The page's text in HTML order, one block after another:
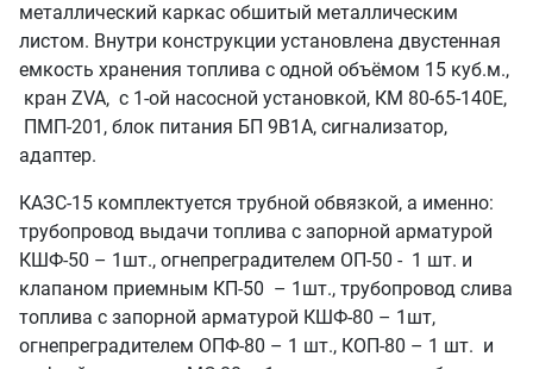
металлический каркас обшитый металлическим
листом. Внутри конструкции установлена двустенная
емкость хранения топлива с одной объёмом 15 куб.м.,
кран ZVA, с 1-ой насосной установкой, КМ 80-65-140Е,
ПМП-201, блок питания БП 9В1А, сигнализатор,
адаптер.
КАЗС-15 комплектуется трубной обвязкой, а именно:
трубопровод выдачи топлива с запорной арматурой
КШФ-50 – 1шт., огнепреградителем ОП-50 - 1 шт. и
клапаном приемным КП-50 – 1шт., трубопровод слива
топлива с запорной арматурой КШФ-80 – 1шт,
огнепреградителем ОПФ-80 – 1 шт., КОП-80 – 1 шт. и